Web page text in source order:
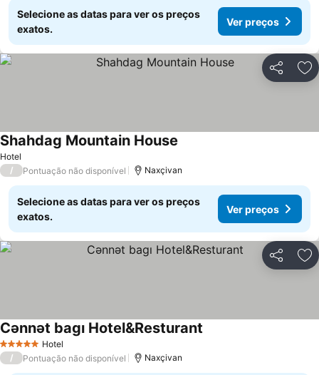
Selecione as datas para ver os preços
exatos.
Ver preços
Partilhar
Hotel
Shahdag Mountain House
/ Pontuação não disponível Naxçivan
Selecione as datas para ver os preços
exatos.
Ver preços
Partilhar
5 Estrelas Hotel
Cənnət bagı Hotel&Resturant
/ Pontuação não disponível Naxçivan